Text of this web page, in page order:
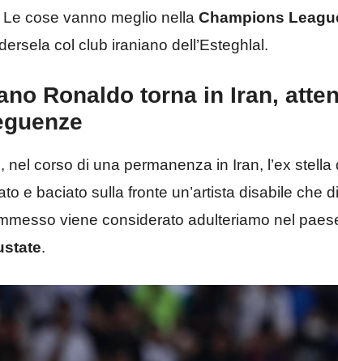
cose vanno meglio nella Champions
col club iraniano dell’Esteghlal.
Ronaldo torna in Iran,
nel corso di una permanenza in Iran, l’ex
e baciato sulla fronte un’artista disabile che
viene considerato adulteriamo nel
.